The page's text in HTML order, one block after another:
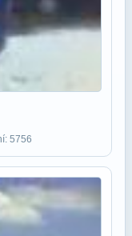
5756